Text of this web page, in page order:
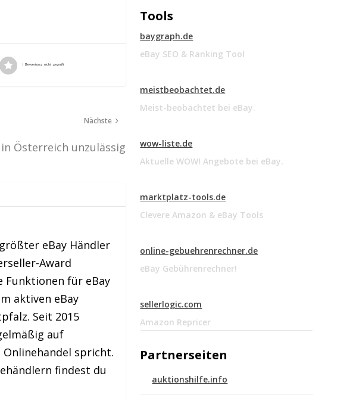
Nächste
in Österreich unzulässig
eBay Händler
Award
Funktionen für eBay
aktiven eBay
Seit 2015
auf
spricht.
findest du
Tools
baygraph.de
eBay SEO & Ranking Tool
meistbeobachtet.de
Meist-beobachtet bei eBay.
wow-liste.de
Aktuelle WOW! Angebote bei eBay.
marktplatz-tools.de
Clevere Amazon & eBay Tools
online-gebuehrenrechner.de
eBay Gebührenrechner!
sellerlogic.com
Amazon Repricer
Partnerseiten
auktionshilfe.info